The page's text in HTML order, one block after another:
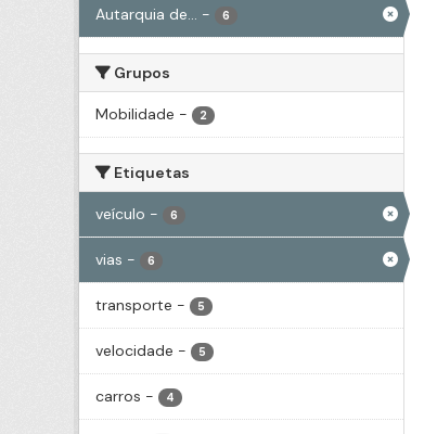
Autarquia de... - 6
Grupos
Mobilidade - 2
Etiquetas
veículo - 6
vias - 6
transporte - 5
velocidade - 5
carros - 4